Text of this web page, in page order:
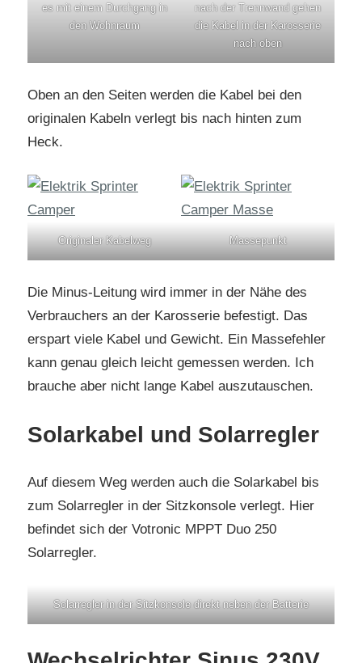
es mit einem Durchgang in
den Wohnraum
nach der Trennwand gehen
die Kabel in der Karosserie
nach oben
Oben an den Seiten werden die Kabel bei den
originalen Kabeln verlegt bis nach hinten zum
Heck.
Originaler Kabelweg Massepunkt
Die Minus-Leitung wird immer in der Nähe des
Verbrauchers an der Karosserie befestigt. Das
erspart viele Kabel und Gewicht. Ein Massefehler
kann genau gleich leicht gemessen werden. Ich
brauche aber nicht lange Kabel auszutauschen.
Solarkabel und Solarregler
Auf diesem Weg werden auch die Solarkabel bis
zum Solarregler in der Sitzkonsole verlegt. Hier
befindet sich der Votronic MPPT Duo 250
Solarregler.
Solarregler in der Sitzkonsole direkt neben der Batterie